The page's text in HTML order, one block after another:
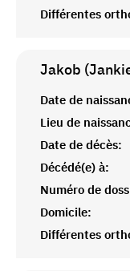
Différentes
Jakob
Date de
Lieu de
Date de décès:
Décédé(e) à:
Numéro de
Domicile:
Différentes